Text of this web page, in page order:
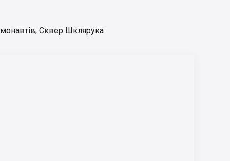
, Сквер Шклярука